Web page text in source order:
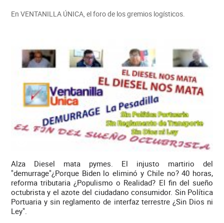
En VENTANILLA ÚNICA, el foro de los gremios logísticos.
Alza Diesel mata pymes. El injusto martirio del
"demurrage"¿Porque Biden lo eliminó y Chile no? 40 horas,
reforma tributaria ¿Populismo o Realidad? El fin del sueño
octubrista y el azote del ciudadano consumidor. Sin Política
Portuaria y sin reglamento de interfaz terrestre ¿Sin Dios ni
Ley".